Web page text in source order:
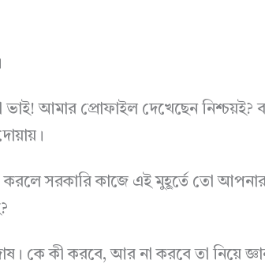
ভাই! আমার প্রোফাইল দেখেছেন নিশ্চয়ই?
সরকারি কাজে এই মুহূর্তে তো আপনার
কে কী করবে, আর না করবে তা নিয়ে